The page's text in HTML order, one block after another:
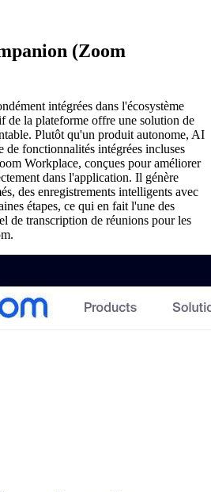
(Zoom
intégrées dans l'écosystème
la plateforme offre une solution de
Plutôt qu'un produit autonome, AI
de fonctionnalités intégrées incluses
Workplace, conçues pour améliorer
dans l'application. Il génère
des enregistrements intelligents avec
étapes, ce qui en fait l'une des
de transcription de réunions pour les